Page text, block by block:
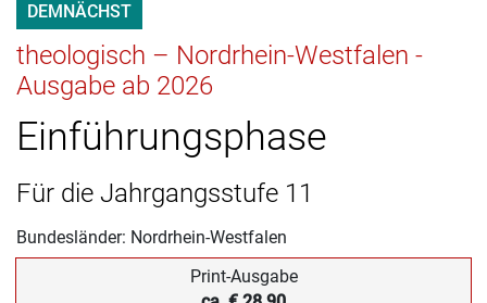
DEMNÄCHST
theologisch – Nordrhein-Westfalen -
Ausgabe ab 2026
Einführungsphase
Für die Jahrgangsstufe 11
Bundesländer: Nordrhein-Westfalen
Print-Ausgabe